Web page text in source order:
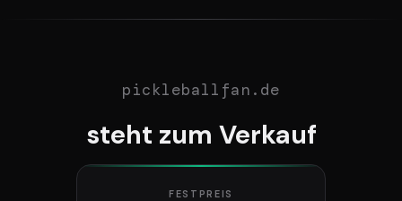
pickleballfan.de
steht zum Verkauf
FESTPREIS